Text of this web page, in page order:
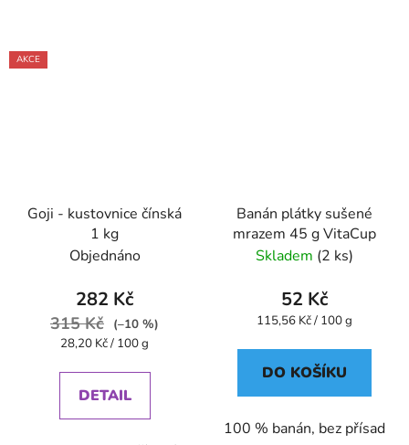
AKCE
Goji - kustovnice čínská
1 kg
Objednáno
282 Kč
315 Kč
(–10 %)
Měrná
28,20 Kč / 100 g
DETAIL
Banán plátky sušené
mrazem 45 g VitaCup
Skladem (2 ks)
52 Kč
Měrná
115,56 Kč / 100 g
DO KOŠÍKU
100 % banán, bez přísad